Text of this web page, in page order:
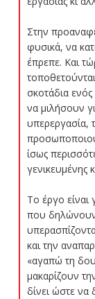
Στην
φυσικά, να
έπρεπε. Και
σκοτάδια
να μιλήσουν
υπερεργασία,
ίσως
γενικευμένης
Το έργο
που δηλώνουν,
και την
«αγαπώ τη
μακαρίζουν
δίνει ώστε να